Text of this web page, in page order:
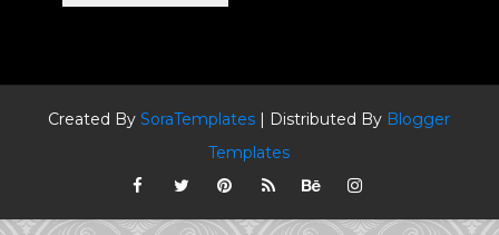
Created BySoraTemplates | Distributed By Blogger
Templates